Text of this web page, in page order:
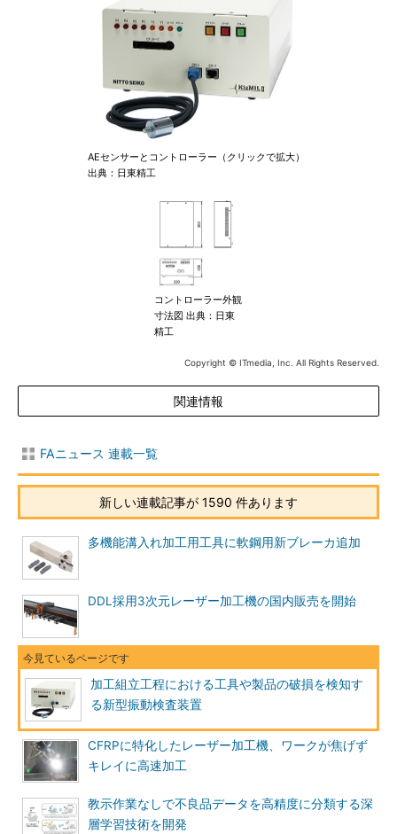
AEセンサーとコントローラー（クリックで拡大）
出典：日東精工
コントローラー外観
寸法図 出典：日東
精工
Copyright © ITmedia, Inc. All Rights Reserved.
関連情報
FAニュース 連載一覧
新しい連載記事が 1590 件あります
多機能溝入れ加工用工具に軟鋼用新ブレーカ追加
DDL採用3次元レーザー加工機の国内販売を開始
加工組立工程における工具や製品の破損を検知す
る新型振動検査装置
CFRPに特化したレーザー加工機、ワークが焦げず
キレイに高速加工
教示作業なしで不良品データを高精度に分類する深
層学習技術を開発